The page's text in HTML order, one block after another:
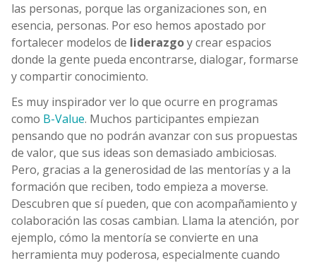
las personas, porque las organizaciones son, en
esencia, personas. Por eso hemos apostado por
fortalecer modelos de liderazgoy crear espacios
donde la gente pueda encontrarse, dialogar, formarse
y compartir conocimiento.
Es muy inspirador ver lo que ocurre en programas
como B-Value. Muchos participantes empiezan
pensando que no podrán avanzar con sus propuestas
de valor, que sus ideas son demasiado ambiciosas.
Pero, gracias a la generosidad de las mentorías y a la
formación que reciben, todo empieza a moverse.
Descubren que sí pueden, que con acompañamiento y
colaboración las cosas cambian. Llama la atención, por
ejemplo, cómo la mentoría se convierte en una
herramienta muy poderosa, especialmente cuando